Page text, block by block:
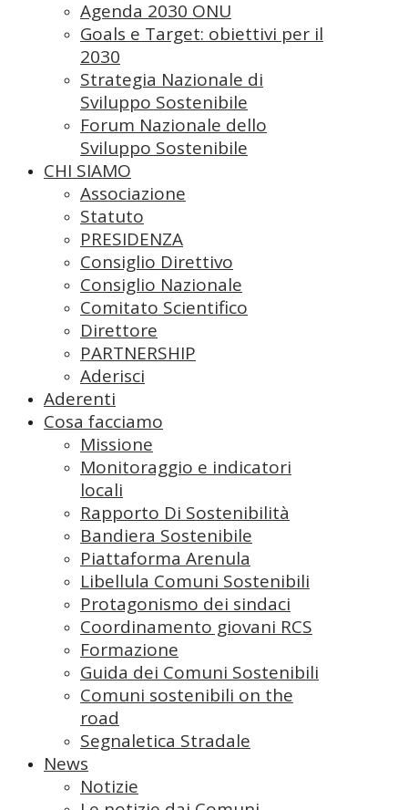
Agenda 2030 ONU
Goals e Target: obiettivi per il
2030
Strategia Nazionale di
Sviluppo Sostenibile
Forum Nazionale dello
Sviluppo Sostenibile
CHI SIAMO
Associazione
Statuto
PRESIDENZA
Consiglio Direttivo
Consiglio Nazionale
Comitato Scientifico
Direttore
PARTNERSHIP
Aderisci
Aderenti
Cosa facciamo
Missione
Monitoraggio e indicatori
locali
Rapporto Di Sostenibilità
Bandiera Sostenibile
Piattaforma Arenula
Libellula Comuni Sostenibili
Protagonismo dei sindaci
Coordinamento giovani RCS
Formazione
Guida dei Comuni Sostenibili
Comuni sostenibili on the
road
Segnaletica Stradale
News
Notizie